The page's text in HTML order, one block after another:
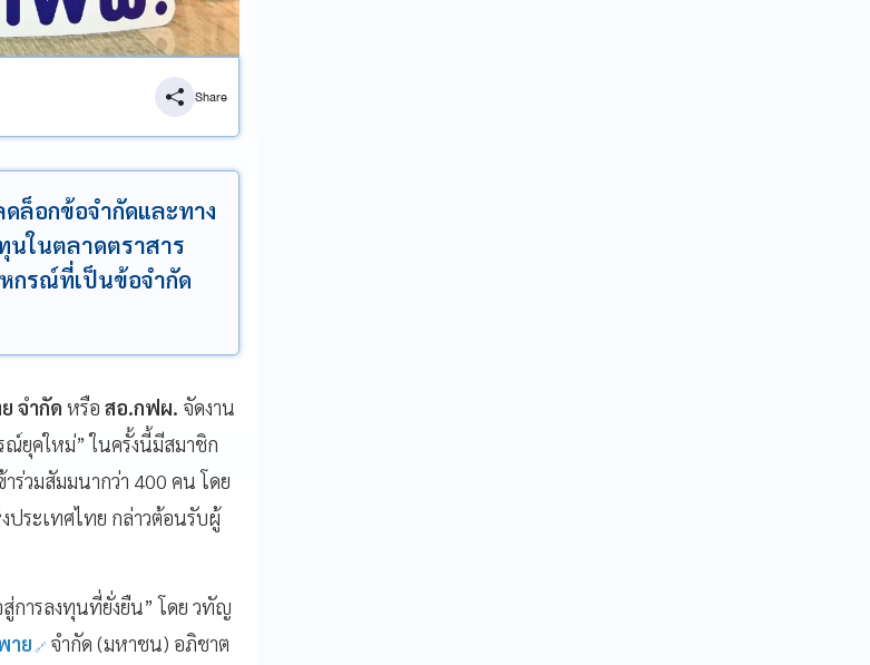
Share
ล็อกข้อจำกัดและทาง
นในตลาดตราสาร
กรณ์ที่เป็นข้อจำกัด
จำกัด หรือ สอ.กฟผ. จัดงาน
ยุคใหม่” ในครั้งนี้มีสมาชิก
วมสัมมนากว่า 400 คน โดย
ประเทศไทย กล่าวต้อนรับผู้
การลงทุนที่ยั่งยืน” โดย วทัญ
าย จำกัด (มหาชน) อภิชาต